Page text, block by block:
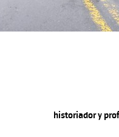
historiador y